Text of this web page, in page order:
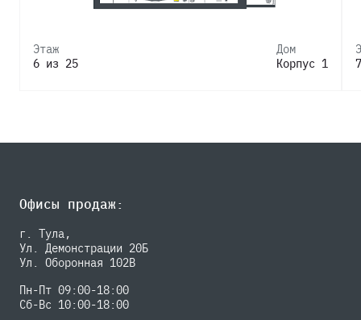
Этаж
6 из 25
Дом
Корпус 1
Офисы продаж:
г. Тула,
Ул. Демонстрации 20Б
Ул. Оборонная 102В
Пн-Пт 09:00-18:00
Сб-Вс 10:00-18:00